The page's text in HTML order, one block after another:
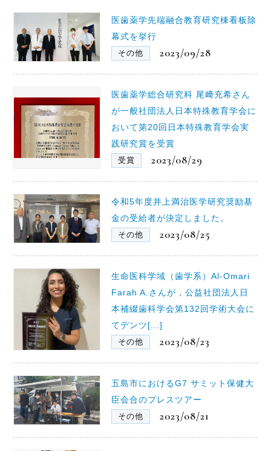
医歯薬学先端融合教育研究棟看板除
幕式を挙行
その他
2023/09/28
医歯薬学総合研究科 尾﨑充希さん
が一般社団法人日本特殊教育学会に
おいて第20回日本特殊教育学会実
践研究賞を受賞
受賞
2023/08/29
令和5年度井上満治医学研究奨励基
金の受給者が決定しました。
その他
2023/08/25
生命医科学域（歯学系）Al-Omari
Farah A.さんが，公益社団法人日
本補綴歯科学会第132回学術大会に
てデンツ[...]
その他
2023/08/23
五島市におけるG7 サミット保健⼤
⾂会合のプレスツアー
その他
2023/08/21